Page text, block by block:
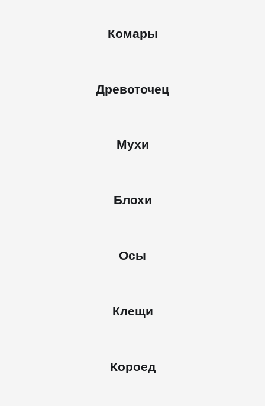
Комары
Древоточец
Мухи
Блохи
Осы
Клещи
Короед